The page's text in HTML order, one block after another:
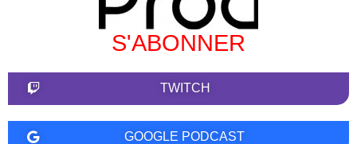
S'ABONNER
TWITCH
GOOGLE PODCAST